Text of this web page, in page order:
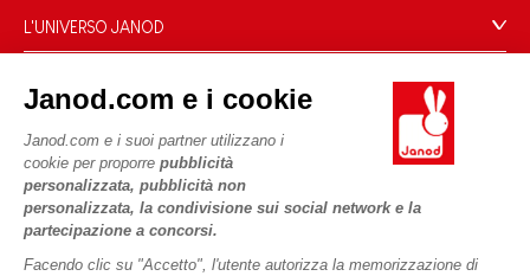
Janod.com e i cookie
Janod.com e i suoi partner utilizzano i
cookie per proporre pubblicità
personalizzata, pubblicità non
personalizzata, la condivisione sui social network e la
partecipazione a concorsi.
Facendo clic su "Accetto", l'utente autorizza la memorizzazione di
Domande Frequenti
Contatti
Negozi
Termini delle offerte
Dati personali
Cookies
Termini delle offerte
L'UNIVERSO JANOD
Le nostre attività
Impegni di RSI
Cos'è FSC®?
I NOSTRI SERVIZI
Pagamento
Acquista ora, paga dopo
Spedizione
Video
PROFESSIONALE
Contatti stampa